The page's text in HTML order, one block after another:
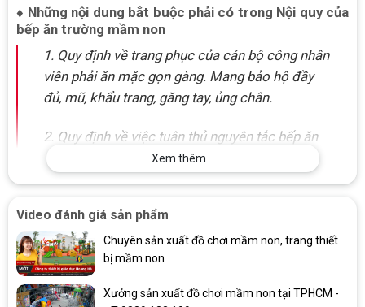
♦ Những nội dung bắt buộc phải có trong Nội quy của
bếp ăn trường mầm non
1. Quy định về trang phục của cán bộ công nhân
viên phải ăn mặc gọn gàng. Mang bảo hộ đầy
đủ, mũ, khẩu trang, găng tay, ủng chân.
2. Quy định về việc tuân thủ nguyên tắc bếp ăn
4. Quy định về định lượng suất ăn của các cháu.
5. Quy định về an toàn lao động.
Xem thêm
Video đánh giá sản phẩm
Chuyên sản xuất đồ chơi mầm non, trang thiết
bị mầm non
Xưởng sản xuất đồ chơi mầm non tại TPHCM -